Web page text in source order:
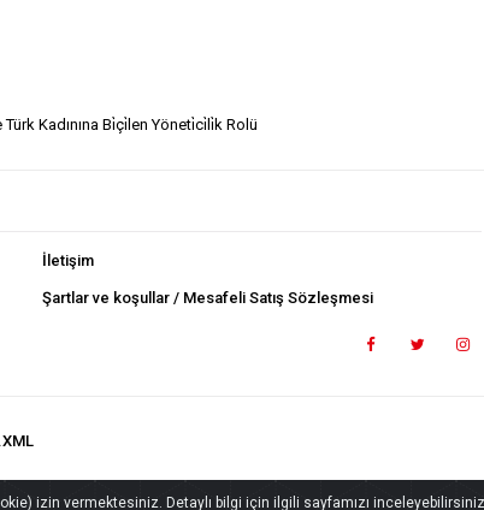
Kadınına Bi̇çi̇len Yöneti̇ci̇li̇k Rolü
İletişim
Şartlar ve koşullar / Mesafeli Satış Sözleşmesi
izin vermektesiniz. Detaylı bilgi için ilgili sayfamızı